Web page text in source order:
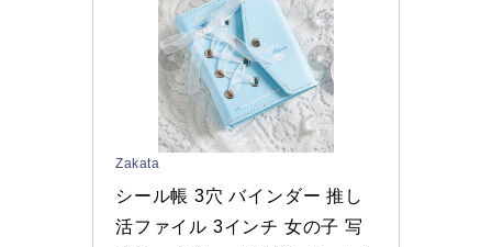
Zakata
シール帳 3穴 バインダー 推し
活ファイル 3インチ 女の子 写